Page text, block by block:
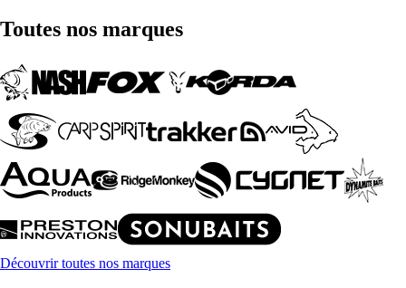
Toutes nos marques
Découvrir toutes nos marques